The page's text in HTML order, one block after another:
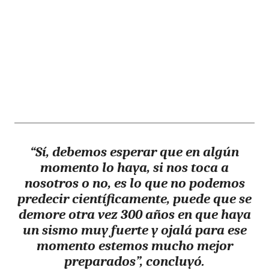
“Sí, debemos esperar que en algún
momento lo haya, si nos toca a
nosotros o no, es lo que no podemos
predecir científicamente, puede que se
demore otra vez 300 años en que haya
un sismo muy fuerte y ojalá para ese
momento estemos mucho mejor
preparados”, concluyó.